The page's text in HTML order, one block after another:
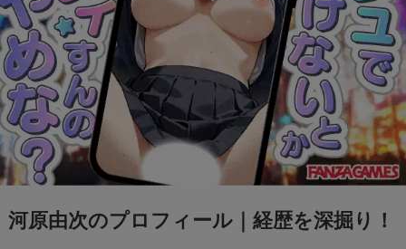
河原由次のプロフィール｜経歴を深掘り！